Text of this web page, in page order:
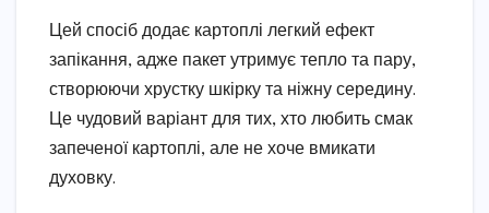
Цей спосіб додає картоплі легкий ефект
запікання, адже пакет утримує тепло та пару,
створюючи хрустку шкірку та ніжну середину.
Це чудовий варіант для тих, хто любить смак
запеченої картоплі, але не хоче вмикати
духовку.